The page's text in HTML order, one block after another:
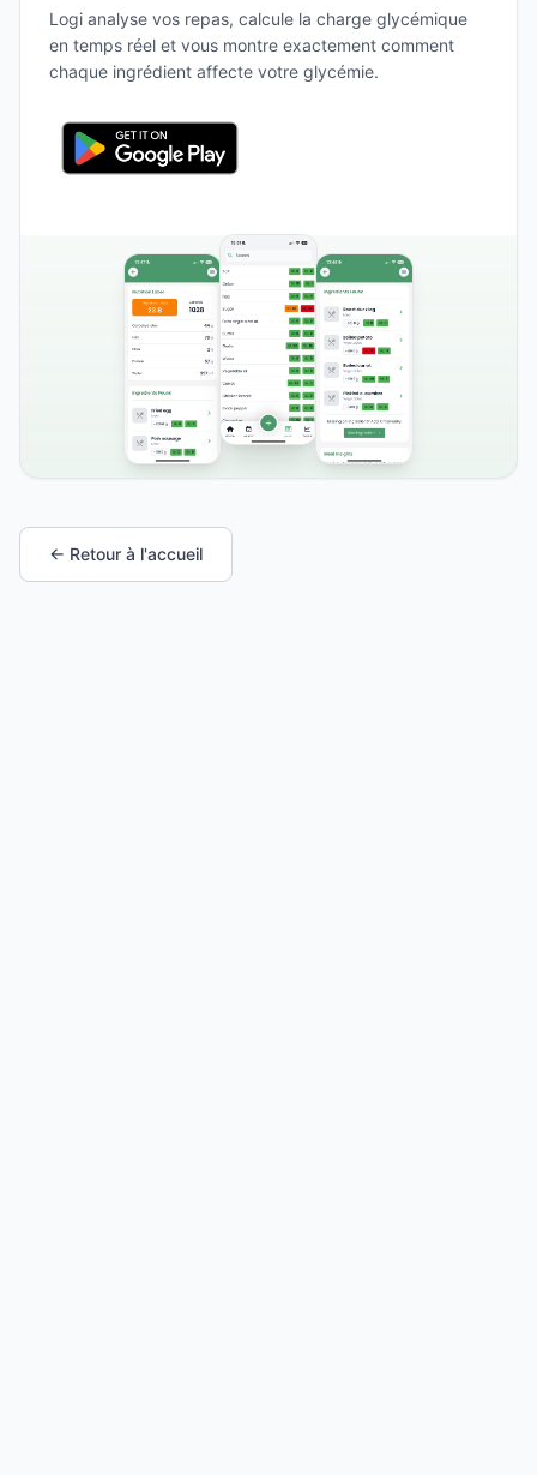
Logi analyse vos repas, calcule la charge glycémique
en temps réel et vous montre exactement comment
chaque ingrédient affecte votre glycémie.
← Retour à l'accueil